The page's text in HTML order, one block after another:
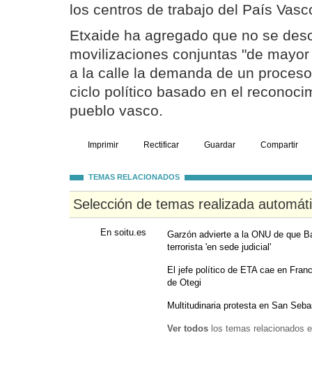
los centros de trabajo del País
Etxaide ha agregado que no se
movilizaciones conjuntas "de
a la calle la demanda de un
ciclo político basado en el
pueblo vasco.
Imprimir Rectificar Guardar Compartir
TEMAS RELACIONADOS
Selección de temas realizada
En soitu.es
Garzón advierte a la ONU de que
terrorista 'en sede judicial'
El jefe político de ETA cae en
de Otegi
Multitudinaria protesta en San
Ver todos los temas relacionados